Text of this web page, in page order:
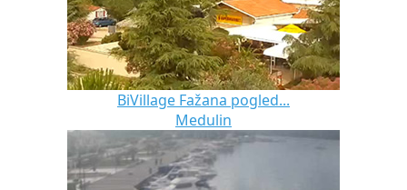
BiVillage Fažana pogled...
Medulin